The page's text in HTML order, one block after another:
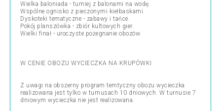
Wielka baloniada - turniej z balonami na wodę.
Wspólne ognisko z pieczonymi kiełbaskami.
Dyskoteki tematyczne - zabawy i tańce.
Pokój planszówka - zbiór kultowych gier.
Wielki finał - uroczyste pożegnanie obozów.
W CENIE OBOZU WYCIECZKA NA KRUPÓWKI
Z uwagi na obszerny program temtyczny obozu wycieczka
realizowana jest tylko w turnusach 10 dniowych. W turnusie 7
dniowym wycieczka nie jest realizowana.